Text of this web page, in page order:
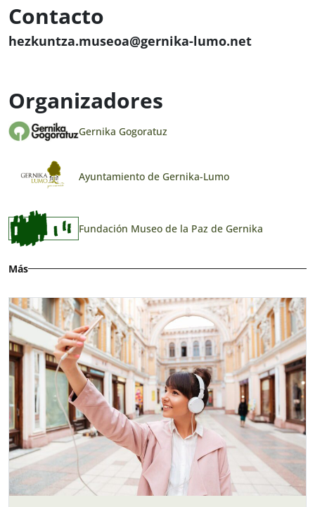
Contacto
hezkuntza.museoa@gernika-lumo.net
Organizadores
Gernika Gogoratuz
Ayuntamiento de Gernika-Lumo
Fundación Museo de la Paz de Gernika
Más